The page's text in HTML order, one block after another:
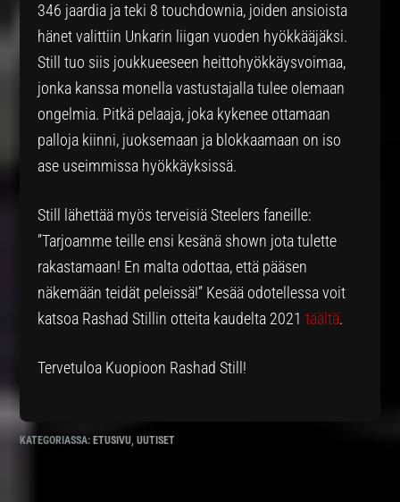
346 jaardia ja teki 8 touchdownia, joiden ansioista
hänet valittiin Unkarin liigan vuoden hyökkääjäksi.
Still tuo siis joukkueeseen heittohyökkäysvoimaa,
jonka kanssa monella vastustajalla tulee olemaan
ongelmia. Pitkä pelaaja, joka kykenee ottamaan
palloja kiinni, juoksemaan ja blokkaamaan on iso
ase useimmissa hyökkäyksissä.
Still lähettää myös terveisiä Steelers faneille:
”Tarjoamme teille ensi kesänä shown jota tulette
rakastamaan! En malta odottaa, että pääsen
näkemään teidät peleissä!” Kesää odotellessa voit
katsoa Rashad Stillin otteita kaudelta 2021täältä.
Tervetuloa Kuopioon Rashad Still!
KATEGORIASSA: ETUSIVU,UUTISET